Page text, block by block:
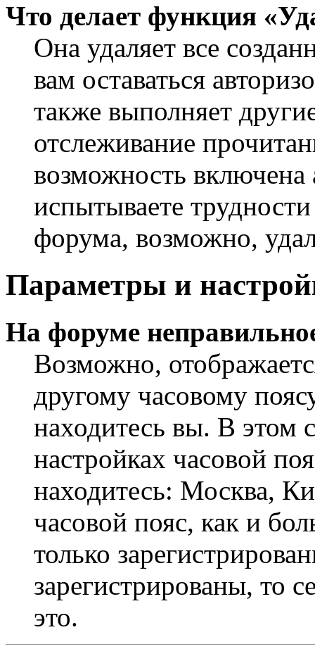
Что делает функция
Она удаляет все
вам оставаться
также выполняет
отслеживание
возможность
испытываете
форума, возможно,
Параметры и
На форуме
Возможно,
другому часовому
находитесь вы. В этом
настройках часовой
находитесь: Москва,
часовой пояс, как и
только
зарегистрированы, то
это.